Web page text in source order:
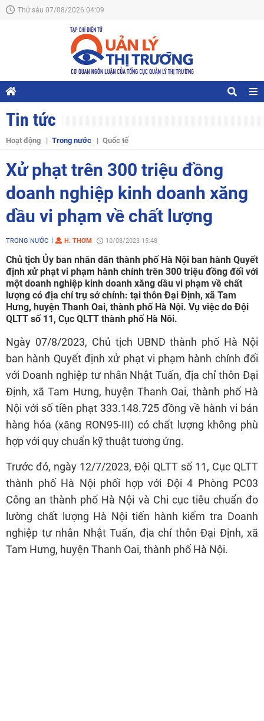
Thứ sáu 07/08/2026 04:09
Tin tức
Hoạt động Trong nước Quốc tế
Xử phạt trên 300 triệu đồng
doanh nghiệp kinh doanh xăng
dầu vi phạm về chất lượng
TRONG NƯỚC H. THƠM 10/08/2023 15:48
Chủ tịch Ủy ban nhân dân thành phố Hà Nội ban hành Quyết
định xử phạt vi phạm hành chính trên 300 triệu đồng đối với
một doanh nghiệp kinh doanh xăng dầu vi phạm về chất
lượng có địa chỉ trụ sở chính: tại thôn Đại Định, xã Tam
Hưng, huyện Thanh Oai, thành phố Hà Nội. Vụ việc do Đội
QLTT số 11, Cục QLTT thành phố Hà Nôi.
Ngày 07/8/2023, Chủ tịch UBND thành phố Hà Nội
ban hành Quyết định xử phạt vi phạm hành chính đối
với Doanh nghiệp tư nhân Nhật Tuấn, địa chỉ thôn Đại
Định, xã Tam Hưng, huyện Thanh Oai, thành phố Hà
Nội với số tiền phạt 333.148.725 đồng về hành vi bán
hàng hóa (xăng RON95-III) có chất lượng không phù
hợp với quy chuẩn kỹ thuật tương ứng.
Trước đó, ngày 12/7/2023, Đội QLTT số 11, Cục QLTT
thành phố Hà Nội phối hợp với Đội 4 Phòng PC03
Công an thành phố Hà Nội và Chi cục tiêu chuẩn đo
lường chất lượng Hà Nội tiến hành kiểm tra Doanh
nghiệp tư nhân Nhật Tuấn, địa chỉ thôn Đại Định, xã
Tam Hưng, huyện Thanh Oai, thành phố Hà Nội.